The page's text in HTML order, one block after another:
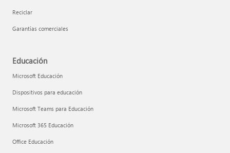
Reciclar
Garantías comerciales
Educación
Microsoft Educación
Dispositivos para educación
Microsoft Teams para Educación
Microsoft 365 Educación
Office Educación